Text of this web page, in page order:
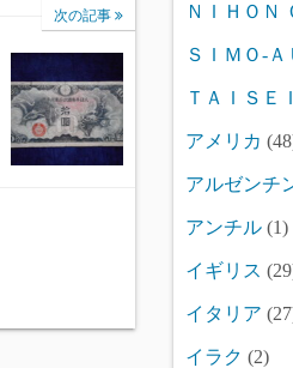
次の記事 ＮＩＨＯＮ
ＳＩＭＯ-Ａ
ＴＡＩＳＥ
アメリカ
アルゼンチ
アンチル (1)
イギリス
イタリア
イラク (2)